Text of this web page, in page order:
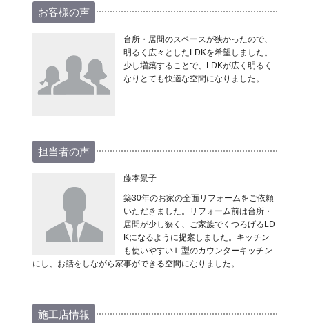
お客様の声
台所・居間のスペースが狭かったので、
明るく広々としたLDKを希望しました。
少し増築することで、LDKが広く明るく
なりとても快適な空間になりました。
担当者の声
藤本景子
築30年のお家の全面リフォームをご依頼
いただきました。リフォーム前は台所・
居間が少し狭く、ご家族でくつろげるLD
Kになるように提案しました。キッチン
も使いやすいＬ型のカウンターキッチン
にし、お話をしながら家事ができる空間になりました。
施工店情報